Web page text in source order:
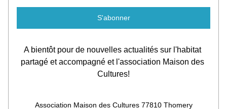
S'abonner
A bientôt pour de nouvelles actualités sur l'habitat
partagé et accompagné et l'association Maison des
Cultures!
Association Maison des Cultures 77810 Thomery